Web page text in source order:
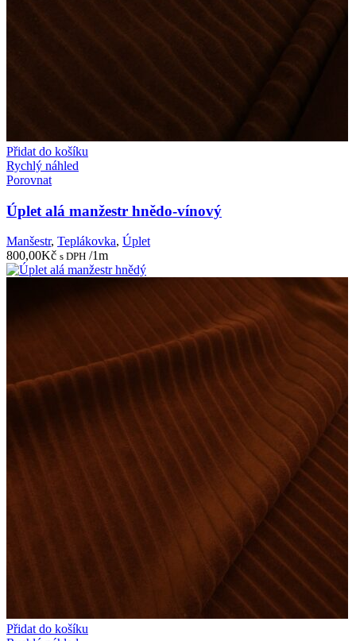
Přidat do košíku
Rychlý náhled
Porovnat
Úplet alá manžestr hnědo-vínový
Manšestr, Teplákovka, Úplet
800,00Kč s DPH /1m
Přidat do košíku